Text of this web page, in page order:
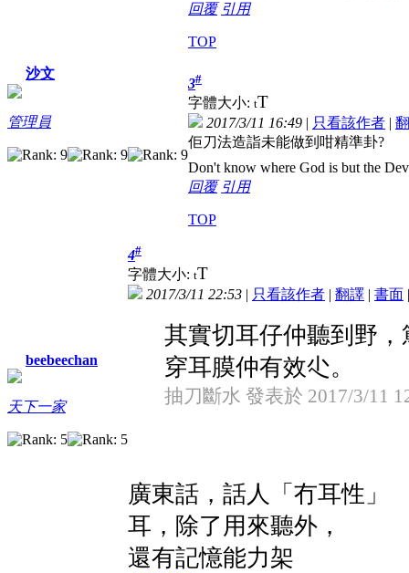
回覆 引用
TOP
沙文
管理員
3#
字體大小: tT
2017/3/11 16:49 | 只看該作者 |
佢刀法造詣未能做到咁精準卦?
Don't know where God is but the
回覆 引用
TOP
beebeechan
天下一家
4#
字體大小: tT
2017/3/11 22:53 | 只看該作者 | 翻譯 | 書面
其實切耳仔仲聽到野，
穿耳膜仲有效尐。
抽刀斷水 發表於 2017/3/11
廣東話，話人「冇耳性」
耳，除了用來聽外，
還有記憶能力架